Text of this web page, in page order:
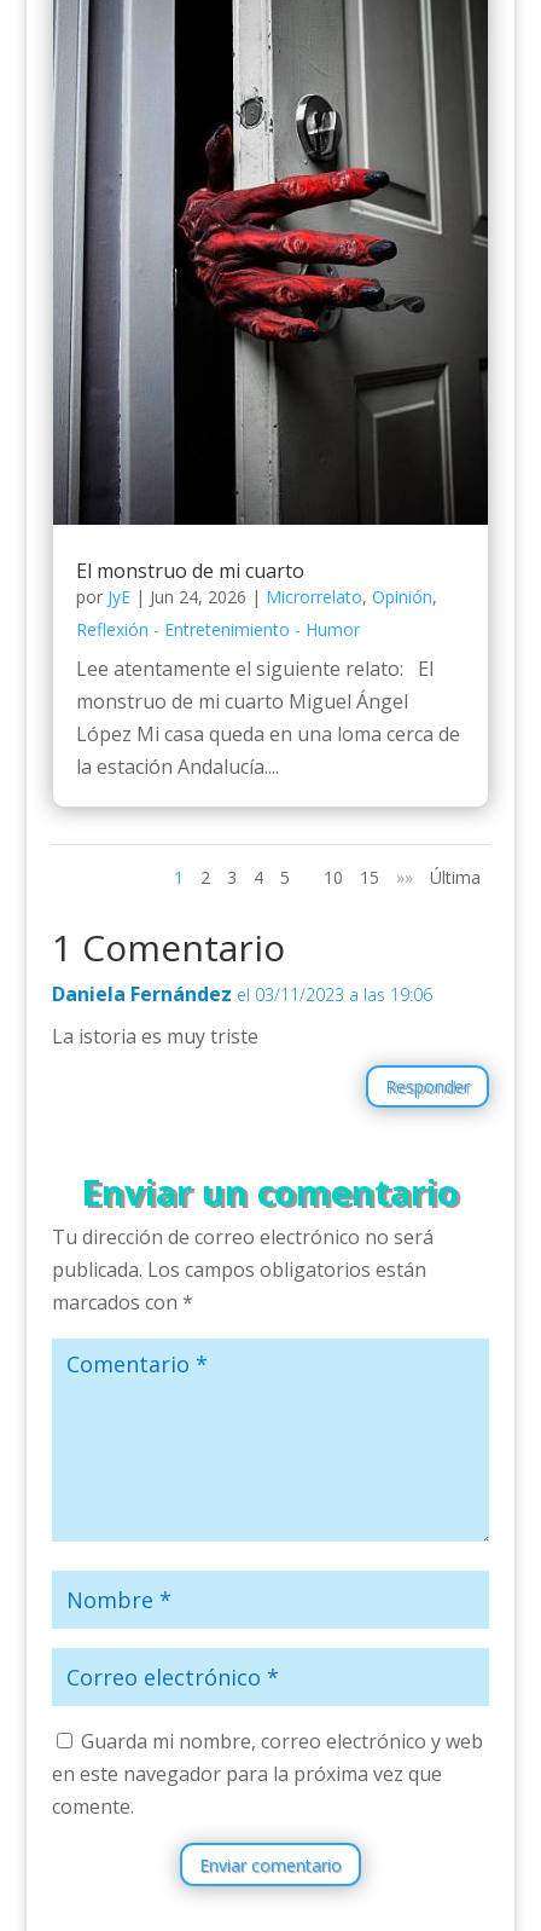
El monstruo de mi cuarto
por JyE| Jun 24, 2026 | Microrrelato, Opinión,
Reflexión - Entretenimiento - Humor
Lee atentamente el siguiente relato: El
monstruo de mi cuarto Miguel Ángel
López Mi casa queda en una loma cerca de
la estación Andalucía....
1 2 3 4 5 10 15 »» Última
1 Comentario
Daniela Fernández el 03/11/2023 a las 19:06
La istoria es muy triste
Responder
Enviar un comentario
Tu dirección de correo electrónico no será
publicada. Los campos obligatorios están
marcados con *
Guarda mi nombre, correo electrónico y web
en este navegador para la próxima vez que
comente.
Enviar comentario